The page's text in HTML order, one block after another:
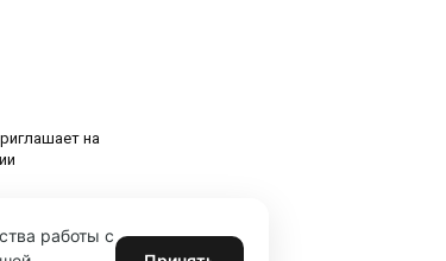
на
работы с